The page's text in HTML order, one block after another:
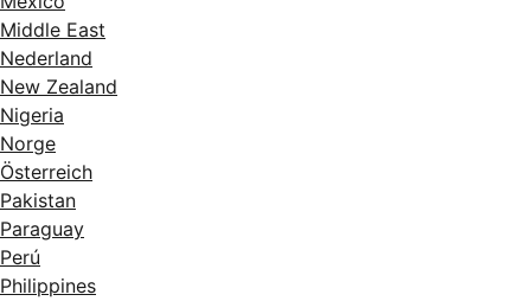
Middle East
Nederland
New Zealand
Nigeria
Norge
Österreich
Pakistan
Paraguay
Perú
Philippines